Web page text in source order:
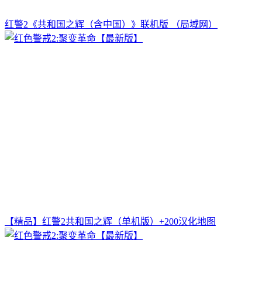
红警2《共和国之辉（含中国）》联机版 （局域网）
【精品】红警2共和国之辉（单机版）+200汉化地图